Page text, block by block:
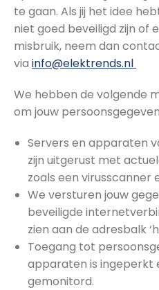
te gaan. Als jij het idee
niet goed beveiligd zijn of
misbruik, neem dan
via info@elektrends.nl
We hebben de volgende
om jouw
Servers en apparaten
zijn uitgerust met
zoals een virusscanner
We versturen jouw
beveiligde
zien aan de adresbalk
Toegang tot
apparaten is ingeperkt
gemonitord.